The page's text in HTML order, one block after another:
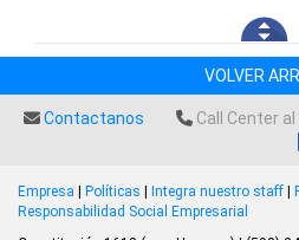
VOLVER
Contactanos Call Center
Empresa Políticas Integra nuestro staff
Responsabilidad Social Empresarial